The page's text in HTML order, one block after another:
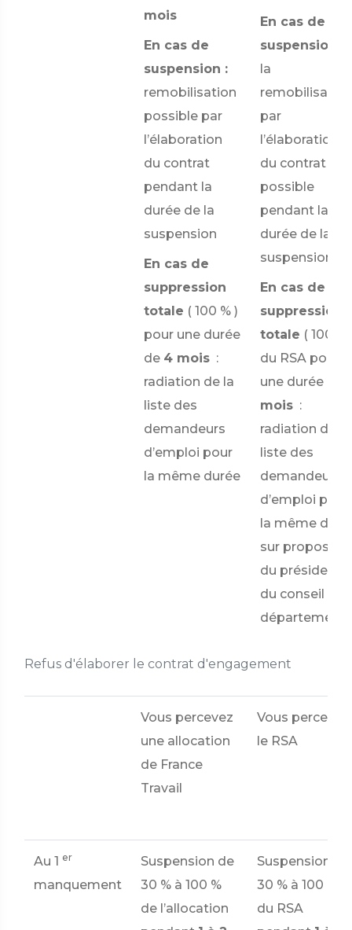
Refus d'élaborer le contrat d'engagement
mois
En cas de
suspension :
remobilisation
possible par
l’élaboration
du contrat
pendant la
durée de la
suspension
En cas de
suppression
totale ( 100 % )
pour une durée
de 4 mois :
radiation de la
liste des
demandeurs
d’emploi pour
la même durée
En cas de
suspension :
la
remobilisation
par
l’élaboration
du contrat est
possible
pendant la
durée de la
suspension
En cas de
suppression
totale ( 100) %
du RSA pour
une durée de
mois :
radiation de la
liste des
demandeurs
d’emploi pour
la même
sur
du président
du conseil
Vous percevez
une allocation
de France
Travail
Vous percevez
le RSA
Au 1 er
manquement
Suspension de
30 % à 100 %
de l’allocation
Suspension de
30 % à 100 %
du RSA